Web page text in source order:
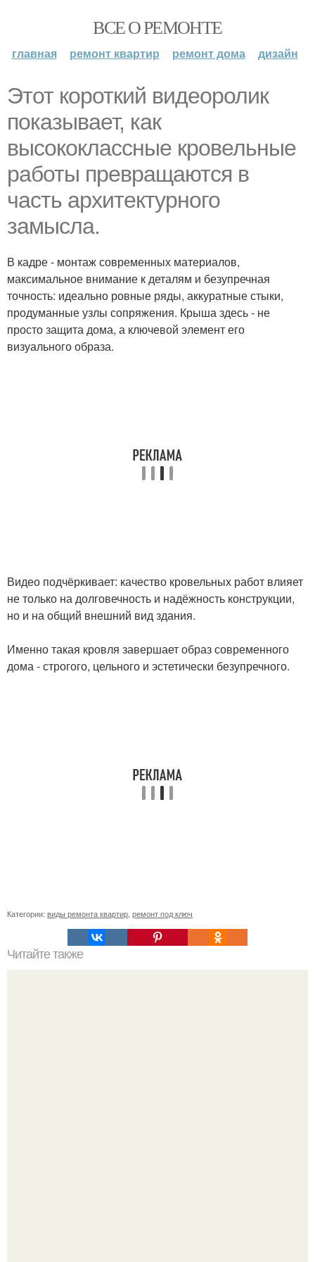
ВСЕ О РЕМОНТЕ
главная ремонт квартир ремонт дома дизайн
Этот короткий видеоролик
показывает, как
высококлассные кровельные
работы превращаются в
часть архитектурного
замысла.
В кадре - монтаж современных материалов,
максимальное внимание к деталям и безупречная
точность: идеально ровные ряды, аккуратные стыки,
продуманные узлы сопряжения. Крыша здесь - не
просто защита дома, а ключевой элемент его
визуального образа.
Видео подчёркивает: качество кровельных работ влияет
не только на долговечность и надёжность конструкции,
но и на общий внешний вид здания.
Именно такая кровля завершает образ современного
дома - строгого, цельного и эстетически безупречного.
Категории: виды ремонта квартир ремонт под ключ
Читайте также